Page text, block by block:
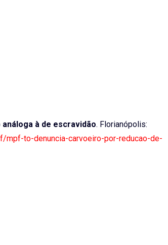
à de escravidão. Florianópolis:
to-denuncia-carvoeiro-por-reducao-de-